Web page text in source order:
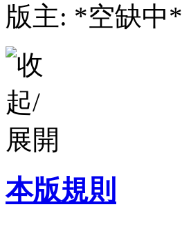
版主: *空缺中*
本版規則